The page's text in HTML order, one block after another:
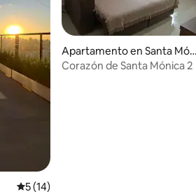
Calificación promedio: 5 de 5, 14
5 (14)
Apartamento en Santa Móni
ca
Corazón de Santa Mónica 2